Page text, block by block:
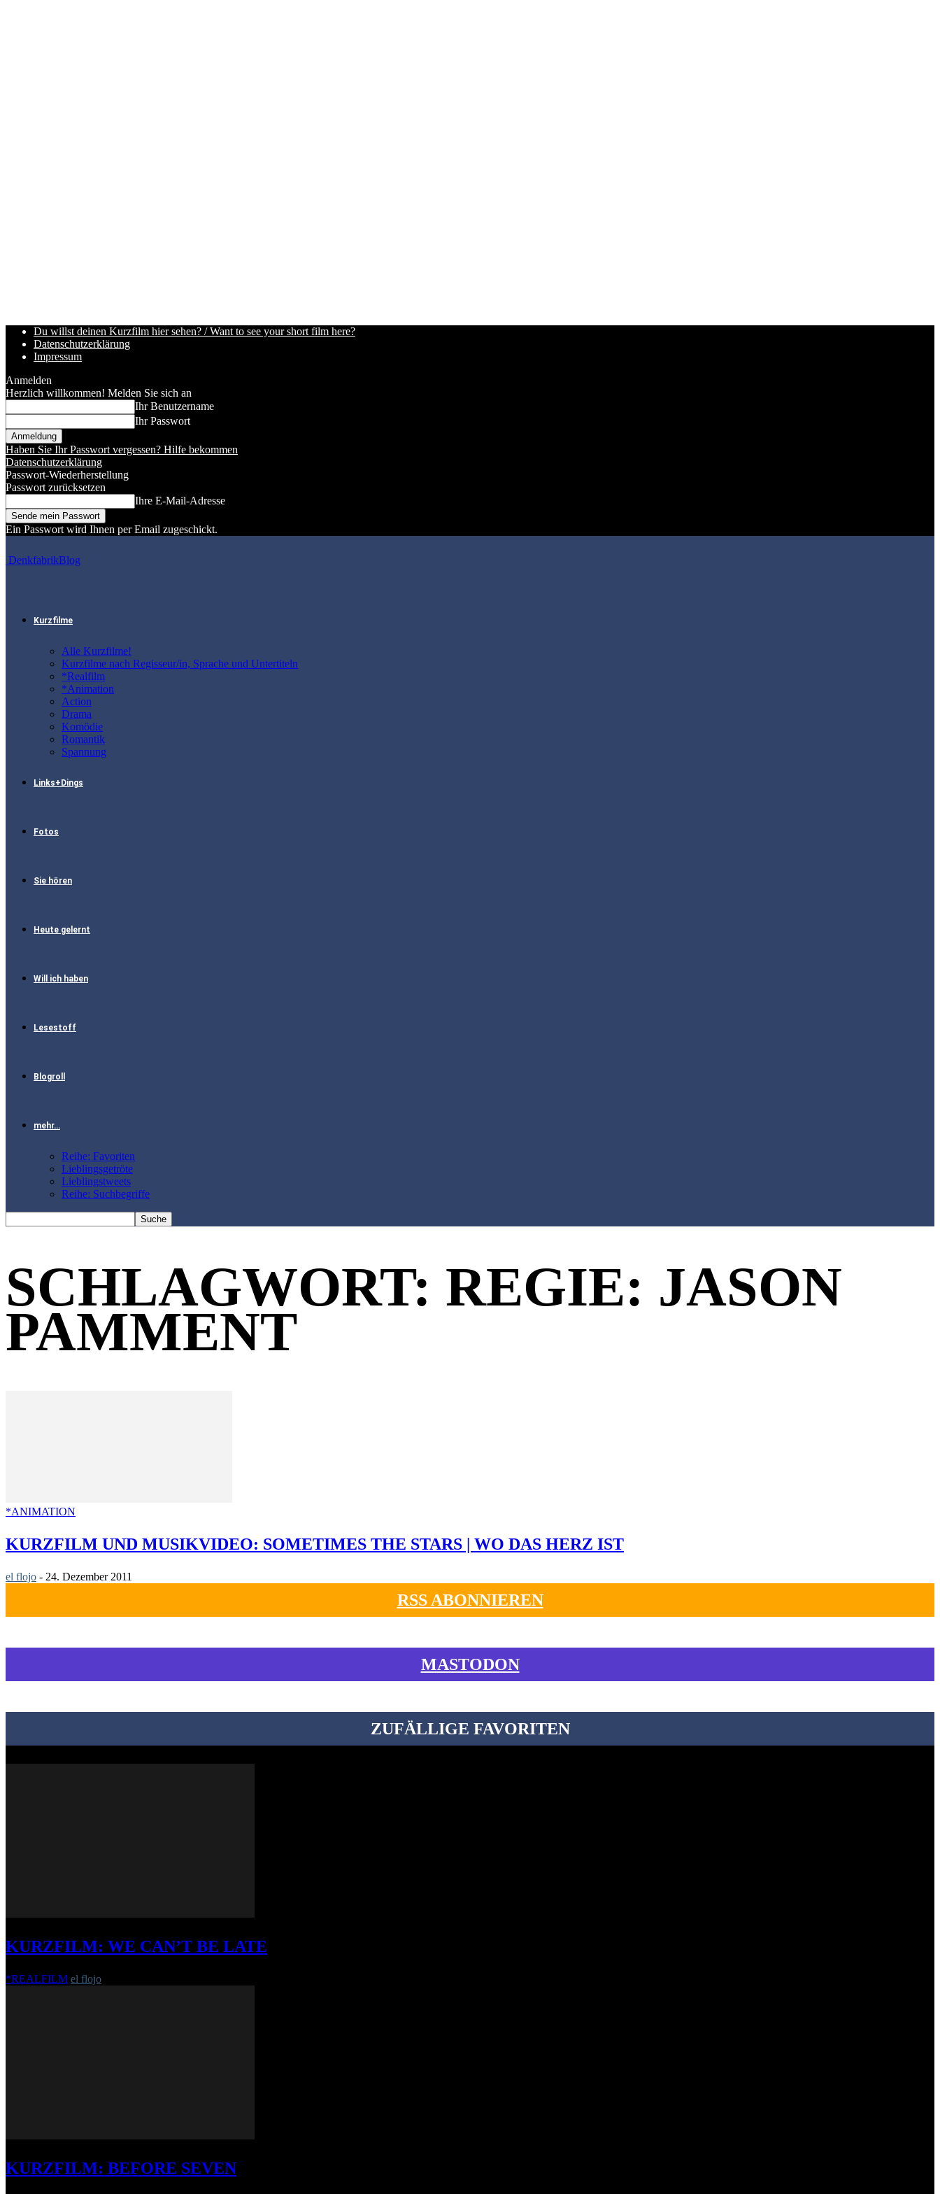
Du willst deinen Kurzfilm hier sehen? / Want to see your short film here?
Datenschutzerklärung
Impressum
Anmelden
Herzlich willkommen! Melden Sie sich an
Ihr Benutzername
Ihr Passwort
Haben Sie Ihr Passwort vergessen? Hilfe bekommen
Datenschutzerklärung
Passwort-Wiederherstellung
Passwort zurücksetzen
Ihre E-Mail-Adresse
Ein Passwort wird Ihnen per Email zugeschickt.
DenkfabrikBlog
Kurzfilme
Alle Kurzfilme!
Kurzfilme nach Regisseur/in, Sprache und Untertiteln
*Realfilm
*Animation
Action
Drama
Komödie
Romantik
Spannung
Links+Dings
Fotos
Sie hören
Heute gelernt
Will ich haben
Lesestoff
Blogroll
mehr…
Reihe: Favoriten
Lieblingsgetröte
Lieblingstweets
Reihe: Suchbegriffe
SCHLAGWORT: REGIE: JASON
PAMMENT
*ANIMATION
KURZFILM UND MUSIKVIDEO: SOMETIMES THE STARS | WO DAS HERZ IST
el flojo - 24. Dezember 2011
RSS ABONNIEREN
MASTODON
ZUFÄLLIGE FAVORITEN
KURZFILM: WE CAN’T BE LATE
*REALFILM el flojo
KURZFILM: BEFORE SEVEN